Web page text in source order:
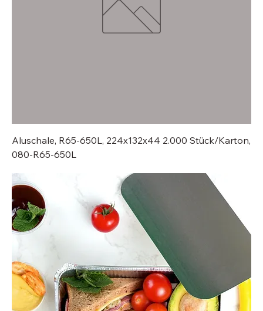
Aluschale, R65-650L, 224x132x44 2.000 Stück/Karton,
080-R65-650L